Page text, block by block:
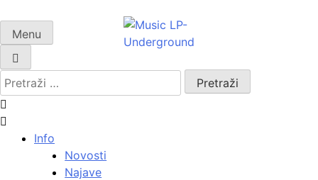
to
content
samo muzika i …..
Menu
Pretraži:
Info
Novosti
Najave